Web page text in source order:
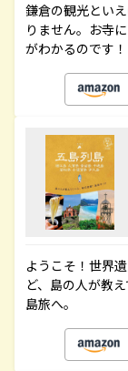
鎌倉の観光とい
りません。お寺
がわかるのです！
ようこそ！世界
ど、島の人が教
島旅へ。